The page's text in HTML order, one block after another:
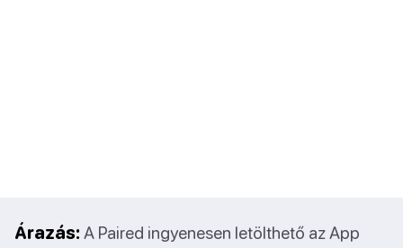
Árazás: A Paired ingyenesen letölthető az App